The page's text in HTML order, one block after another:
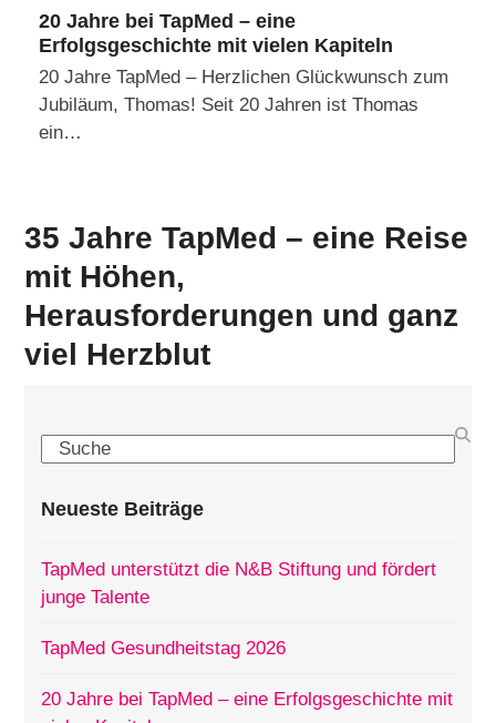
20 Jahre bei TapMed – eine
Erfolgsgeschichte mit vielen Kapiteln
20 Jahre TapMed – Herzlichen Glückwunsch zum
Jubiläum, Thomas! Seit 20 Jahren ist Thomas
ein…
35 Jahre TapMed – eine Reise
mit Höhen,
Herausforderungen und ganz
viel Herzblut
Search
Neueste Beiträge
TapMed unterstützt die N&B Stiftung und fördert
junge Talente
TapMed Gesundheitstag 2026
20 Jahre bei TapMed – eine Erfolgsgeschichte mit